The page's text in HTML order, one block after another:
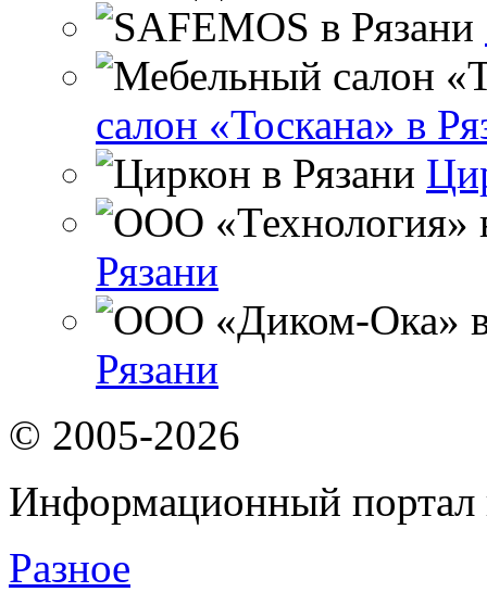
салон «Тоскана» в
Рязани
Рязани
© 2005-2026
Информационный портал
Разное